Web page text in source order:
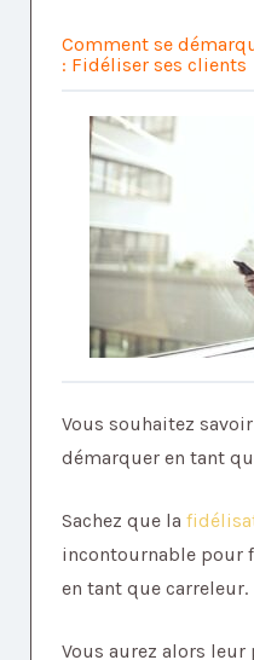
Comment se
: Fidéliser ses clients
Vous souhaitez
démarquer en tant
Sachez que la
incontournable pour
en tant que carreleur.
Vous aurez alors leur